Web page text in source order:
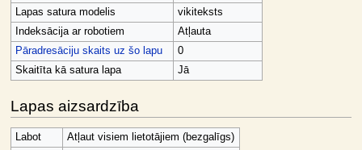
Lapas satura modelis
vikiteksts
Indeksācija ar robotiem
Atļauta
Pāradresāciju skaits uz šo lapu
0
Skaitīta kā satura lapa
Jā
Lapas aizsardzība
Labot
Atļaut visiem lietotājiem (bezgalīgs)